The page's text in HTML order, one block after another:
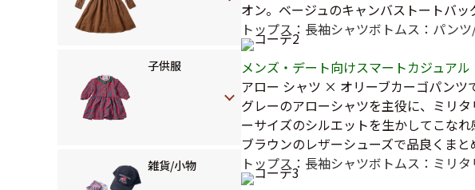
オン。ベージュのキャンバストートバ
トップス：長袖シャツボトムス：パン
メンズ・デート向けスマートカジュアル
アロー シャツ × オリーブカーゴパンツ
グレーのアローシャツを主役に、ミリ
ーサイズのシルエットを生かしてこな
ブラウンのレザーシューズで品良くま
トップス：長袖シャツボトムス：ミリ
子供服
雑貨/小物